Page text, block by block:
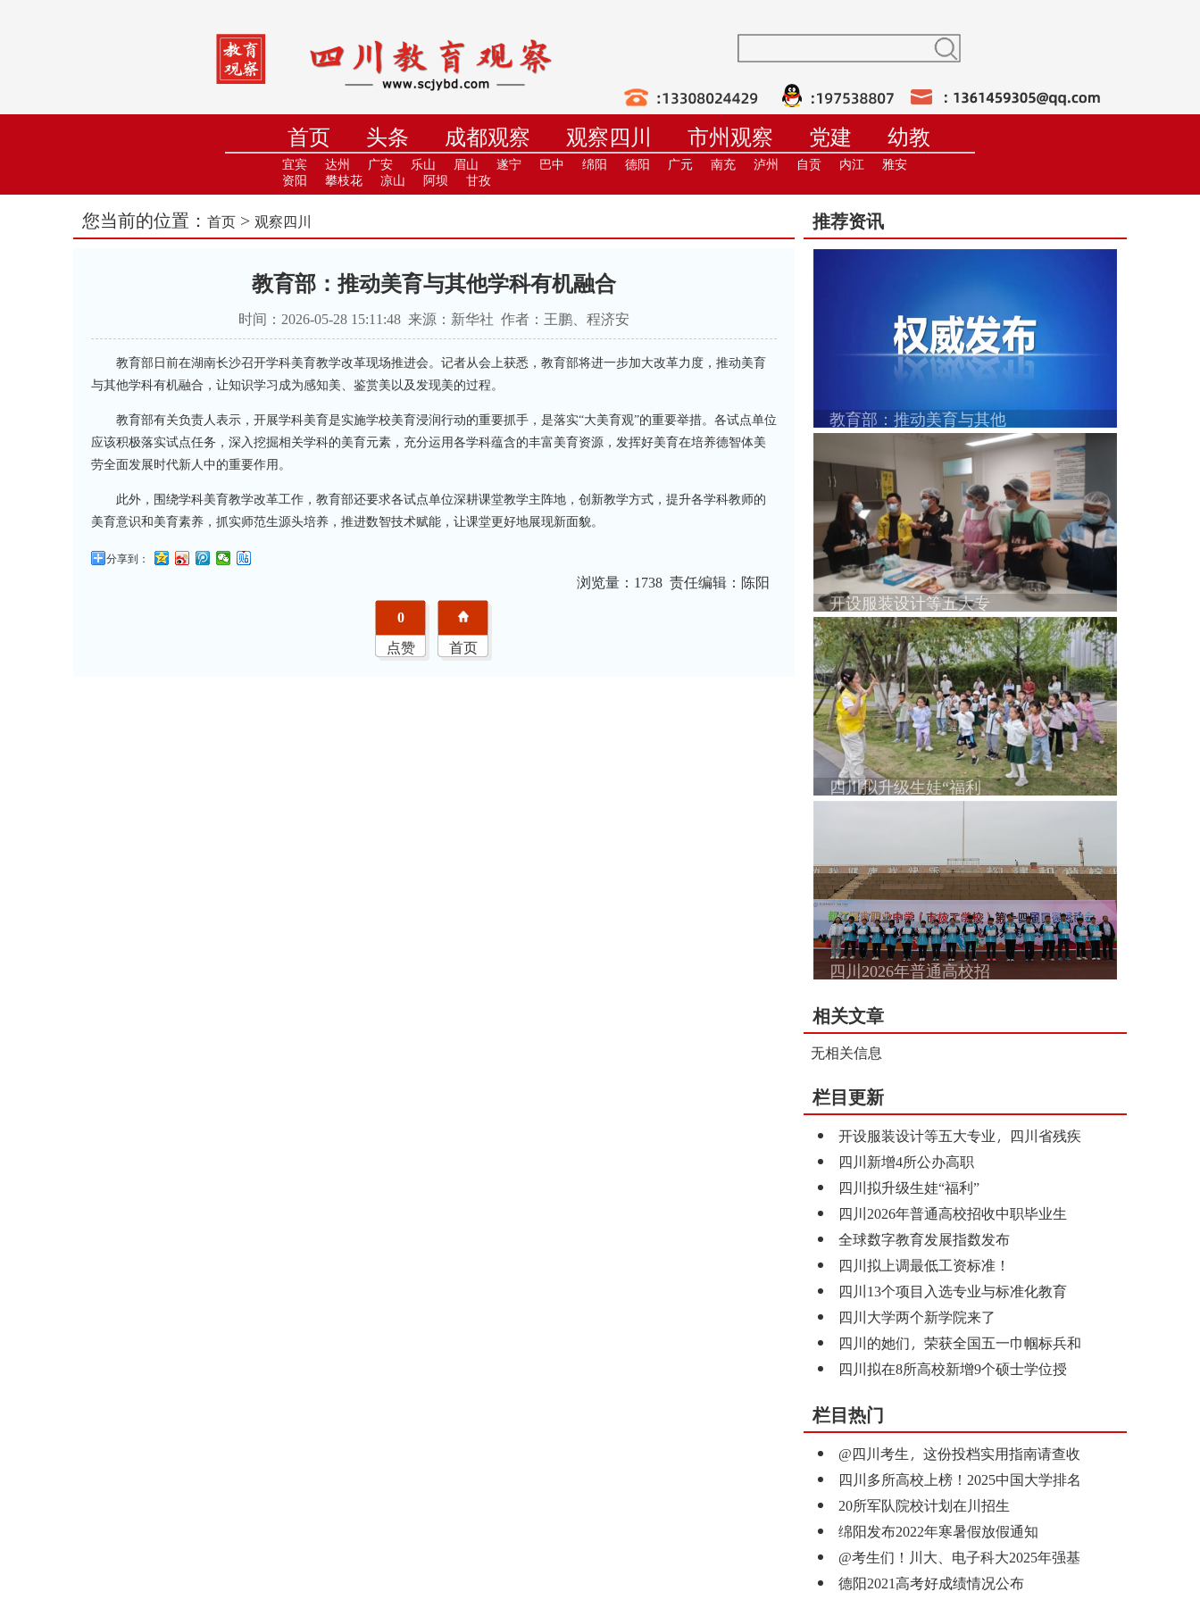
首页 头条 成都观察 观察四川 市州观察 党建
幼教
小学
中学 职教 高校 社教 健康 培训 在线直播
宜宾 达州 广安 乐山 眉山 遂宁 巴中 绵阳 德阳 广元 南充 泸州 自贡 内江
雅安
资阳
攀枝花 凉山 阿坝 甘孜
您当前的位置： 首页 > 观察四川
教育部：推动美育与其他学科有机融合
时间：2026-05-28 15:11:48 来源：新华社 作者：王鹏、程济安
教育部日前在湖南长沙召开学科美育教学改革现场推进会。记者从会上获悉，教育部将进一步加大改革力度，推动美育
与其他学科有机融合，让知识学习成为感知美、鉴赏美以及发现美的过程。
教育部有关负责人表示，开展学科美育是实施学校美育浸润行动的重要抓手，是落实“大美育观”的重要举措。各试点单位
应该积极落实试点任务，深入挖掘相关学科的美育元素，充分运用各学科蕴含的丰富美育资源，发挥好美育在培养德智体美
劳全面发展时代新人中的重要作用。
此外，围绕学科美育教学改革工作，教育部还要求各试点单位深耕课堂教学主阵地，创新教学方式，提升各学科教师的
美育意识和美育素养，抓实师范生源头培养，推进数智技术赋能，让课堂更好地展现新面貌。
分享到：
浏览量： 1738 责任编辑：陈阳
0
点赞
首页
推荐资讯
教育部：推动美育与其他
开设服装设计等五大专
四川拟升级生娃“福利
四川2026年普通高校招
相关文章
无相关信息
栏目更新
开设服装设计等五大专业，四川省残疾
四川新增4所公办高职
四川拟升级生娃“福利”
四川2026年普通高校招收中职毕业生
全球数字教育发展指数发布
四川拟上调最低工资标准！
四川13个项目入选专业与标准化教育
四川大学两个新学院来了
四川的她们，荣获全国五一巾帼标兵和
四川拟在8所高校新增9个硕士学位授
栏目热门
@四川考生，这份投档实用指南请查收
四川多所高校上榜！2025中国大学排名
20所军队院校计划在川招生
绵阳发布2022年寒暑假放假通知
@考生们！川大、电子科大2025年强基
德阳2021高考好成绩情况公布